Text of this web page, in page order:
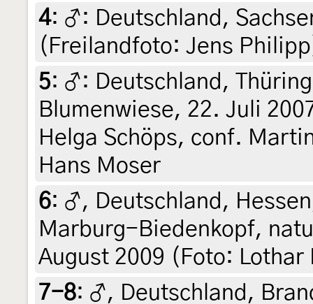
4: ♂: Deutschland,
(Freilandfoto: Jens
5: ♂: Deutschland,
Blumenwiese, 22. Juli
Helga Schöps, conf.
Hans Moser
6: ♂, Deutschland,
Marburg-Biedenkopf,
August 2009 (Foto:
7-8: ♂, Deutschland,